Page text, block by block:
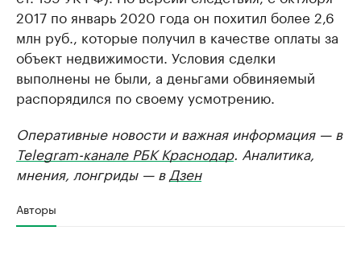
2017 по январь 2020 года он похитил более 2,6
млн руб., которые получил в качестве оплаты за
объект недвижимости. Условия сделки
выполнены не были, а деньгами обвиняемый
распорядился по своему усмотрению.
Оперативные новости и важная информация — в
Telegram-канале РБК Краснодар. Аналитика,
мнения, лонгриды — в Дзен
Авторы